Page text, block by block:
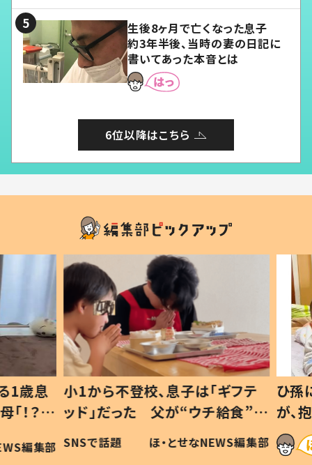
生後8ヶ月で亡くなった息子
約3年半後、当時の妻の日記に
書いてあった本音とは
6位以降はこちら
歳息
？」
編集部
小1から不登校、息子は「ギフテ
ッド」だった 父が“ウチ給食”を
作り続ける理由とは #令和の親
#令和の子
SNSで話題 ほ・とせなNEWS編集部
ひ孫
が、抱
「涙が
い」